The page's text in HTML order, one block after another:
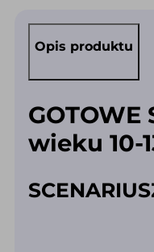
–
(Moje
Opis produktu
wieku 10-